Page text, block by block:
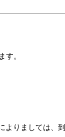
す。
よりましては、